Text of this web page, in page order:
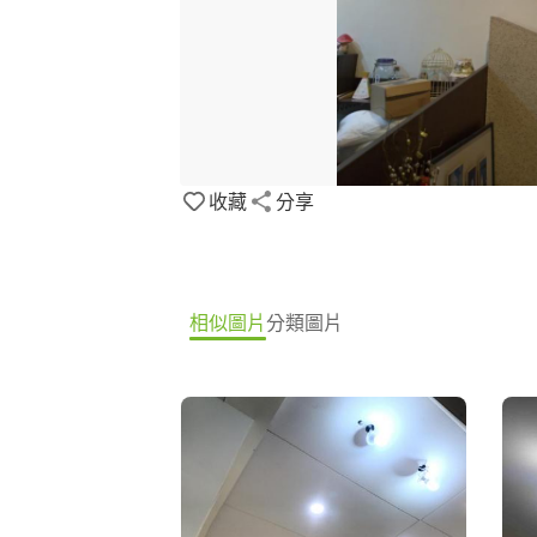
收藏 分享
相似圖片分類圖片